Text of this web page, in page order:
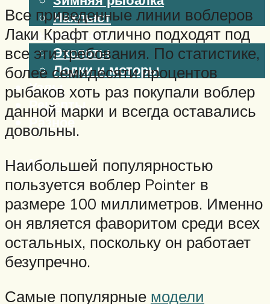
Нахлыст
Снаряжение
Эхолоты
Лодки и моторы
Узлы
Рецепты
Разное
Меню
Все приведенные линии воблеров
Лаки Крафт отлично подходят под
все эти требования. По статистике,
более семидесяти процентов
рыбаков хоть раз покупали воблер
данной марки и всегда оставались
довольны.
Наибольшей популярностью
пользуется воблер Pointer в
размере 100 миллиметров. Именно
он является фаворитом среди всех
остальных, поскольку он работает
безупречно.
Самые популярные модели